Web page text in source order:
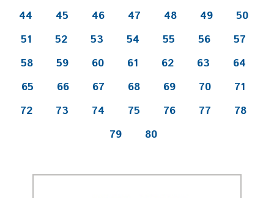
44
45 46 47 48 49
50
51
52 53 54 55 56
57
58
59 60 61 62 63
64
65
66 67 68 69 70
71
72
73 74 75 76 77
78
79
80